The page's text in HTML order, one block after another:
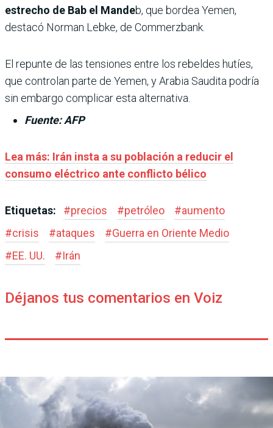
estrecho de Bab el Mandeb, que bordea Yemen,
destacó Norman Lebke, de Commerzbank.
El repunte de las tensiones entre los rebeldes hutíes,
que controlan parte de Yemen, y Arabia Saudita podría
sin embargo complicar esta alternativa.
Fuente: AFP
Lea más: Irán insta a su población a reducir el
consumo eléctrico ante conflicto bélico
Etiquetas: #precios #petróleo #aumento
#crisis #ataques #Guerra en Oriente Medio
#EE. UU. #Irán
Déjanos tus comentarios en Voiz